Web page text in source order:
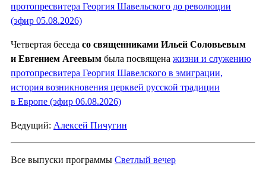
протопресвитера Георгия Шавельского до революции
(эфир 05.08.2026)
Четвертая беседа со священниками Ильей Соловьевым
и Евгением Агеевым была посвящена жизни и служению
протопресвитера Георгия Шавелского в эмиграции,
история возникновения церквей русской традиции
в Европе (эфир 06.08.2026)
Ведущий: Алексей Пичугин
Все выпуски программы Светлый вечер